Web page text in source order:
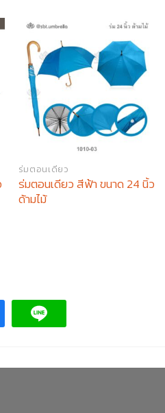
ร่มตอนเดียว
ร่มตอนเดียว สีฟ้า ขนาด 24 นิ้ว
ด้ามไม้